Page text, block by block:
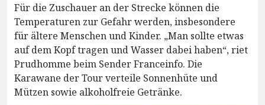
Für die Zuschauer an der Strecke können die
Temperaturen zur Gefahr werden, insbesondere
für ältere Menschen und Kinder. „Man sollte etwas
auf dem Kopf tragen und Wasser dabei haben“, riet
Prudhomme beim Sender Franceinfo. Die
Karawane der Tour verteile Sonnenhüte und
Mützen sowie alkoholfreie Getränke.